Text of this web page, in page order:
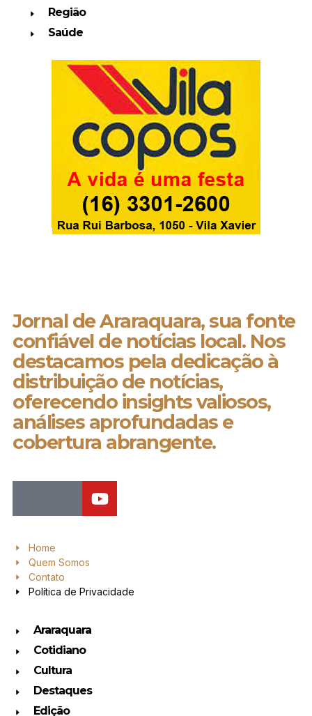
Região
Saúde
Jornal de Araraquara, sua fonte
confiável de notícias local. Nos
destacamos pela dedicação à
distribuição de notícias,
oferecendo insights valiosos,
análises aprofundadas e
cobertura abrangente.
Home
Quem Somos
Contato
Política de Privacidade
Araraquara
Cotidiano
Cultura
Destaques
Edição